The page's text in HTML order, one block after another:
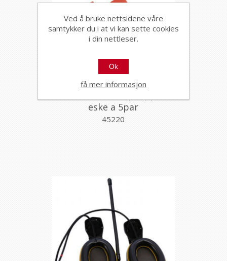
eske a 5par
45220
Ved å bruke nettsidene våre
samtykker du i at vi kan sette cookies
i din nettleser.
Ok
få mer informasjon